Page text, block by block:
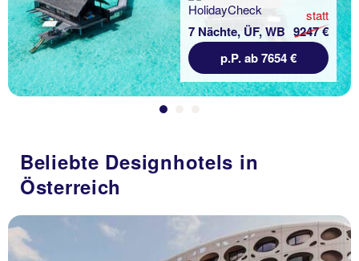
7 Nächte, ÜF, WB
statt
9247 €
p.P. ab 7654 €
Beliebte Designhotels in
Österreich